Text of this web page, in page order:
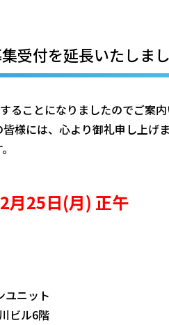
受付を延長いたしま
ることになりましたのでご案
様には、心より御礼申し上げ
月25日(月) 正午
ユニット
ビル6階